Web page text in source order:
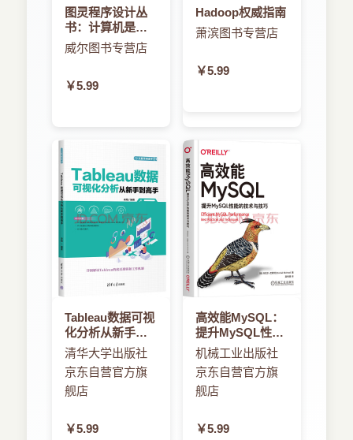
图灵程序设计丛
书：计算机是怎
样跑起来的
威尔图书专营店
￥5.99
Hadoop权威指南
萧滨图书专营店
￥5.99
Tableau数据可视
化分析从新手到
高手
清华大学出版社
京东自营官方旗
舰店
￥5.99
高效能MySQL：
提升MySQL性能
的技术与技巧
机械工业出版社
京东自营官方旗
舰店
￥5.99